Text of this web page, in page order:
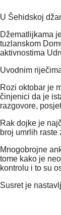
U Šehidskoj
Džematlijkama
tuzlanskom
aktivnostima
Uvodnim
Rozi oktobar je
činjenici da je
razgovore,
Rak dojke je
broj umrlih
Mnogobrojne
tome kako je
kontrolu i to su
Susret je